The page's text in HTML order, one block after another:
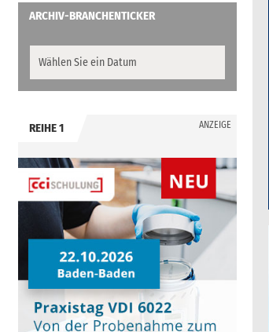
ARCHIV-BRANCHENTICKER
REIHE 1 ANZEIGE